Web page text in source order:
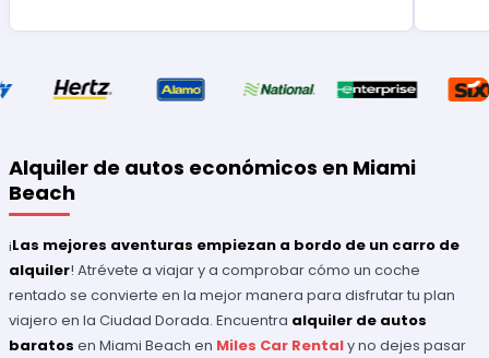
Alquiler de autos económicos en Miami
Beach
¡Las mejores aventuras empiezan a bordo de un carro de
alquiler! Atrévete a viajar y a comprobar cómo un coche
rentado se convierte en la mejor manera para disfrutar tu plan
viajero en la Ciudad Dorada. Encuentra alquiler de autos
baratos en Miami Beach en Miles Car Rentaly no dejes pasar